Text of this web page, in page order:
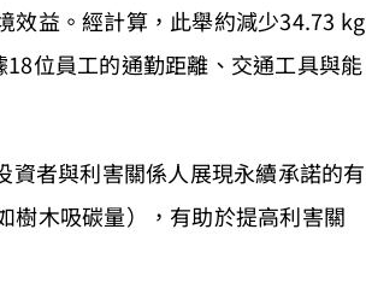
效益。經計算，此舉約減少34.73 kg
位員工的通勤距離、交通工具與能
資者與利害關係人展現永續承諾的有
樹木吸碳量），有助於提高利害關